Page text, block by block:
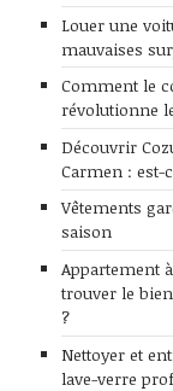
Louer une
mauvaises
Comment le
révolutionne
Découvrir
Carmen : est-
Vêtements
saison
Appartement
trouver le
?
Nettoyer et
lave-verre